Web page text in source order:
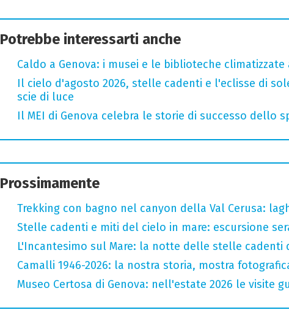
Potrebbe interessarti anche
Caldo a Genova: i musei e le biblioteche
Il cielo d'agosto 2026, stelle cadenti e l'eclisse di
scie di luce
Il MEI di Genova celebra le storie di successo dello
Prossimamente
Trekking con bagno nel canyon della Val Cerusa:
Stelle cadenti e miti del cielo in mare: escursione
L'Incantesimo sul Mare: la notte delle stelle
Camalli 1946-2026: la nostra storia, mostra
Museo Certosa di Genova: nell'estate 2026 le visite